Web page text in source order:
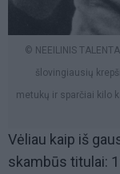
© NEEILINIS
šlovingiausių
metukų ir sparčiai kilo
Vėliau kaip iš
skambūs titulai: